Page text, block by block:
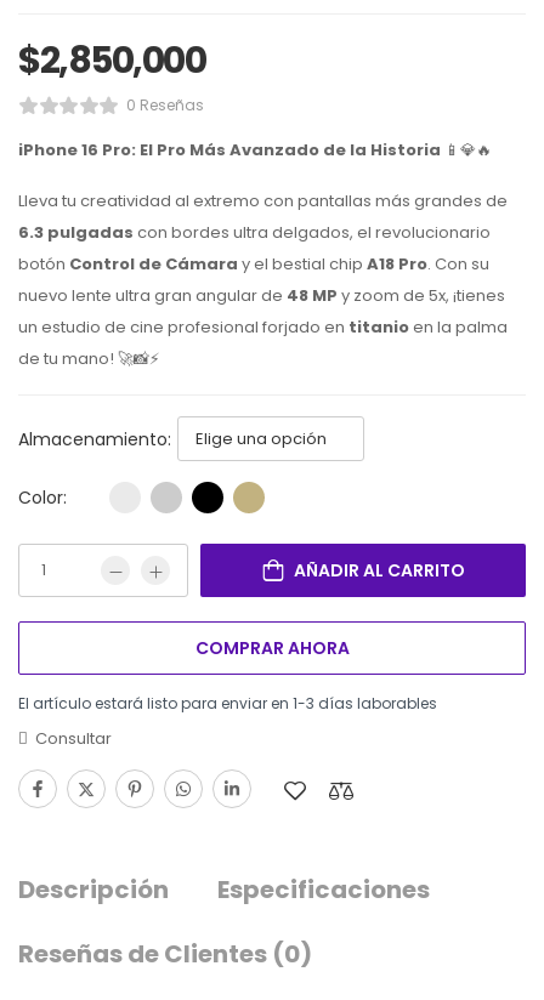
$2,850,000
0 Reseñas
iPhone 16 Pro: El Pro Más Avanzado de la Historia 📱💎🔥
Lleva tu creatividad al extremo con pantallas más grandes de
6.3 pulgadas con bordes ultra delgados, el revolucionario
botón Control de Cámara y el bestial chip A18 Pro. Con su
nuevo lente ultra gran angular de 48 MP y zoom de 5x, ¡tienes
un estudio de cine profesional forjado en titanioen la palma
de tu mano! 🚀📸⚡
Almacenamiento:
Color:
AÑADIR AL CARRITO
COMPRAR AHORA
El artículo estará listo para enviar en 1-3 días laborables
Consultar
Descripción
Especificaciones
Reseñas de Clientes (0)